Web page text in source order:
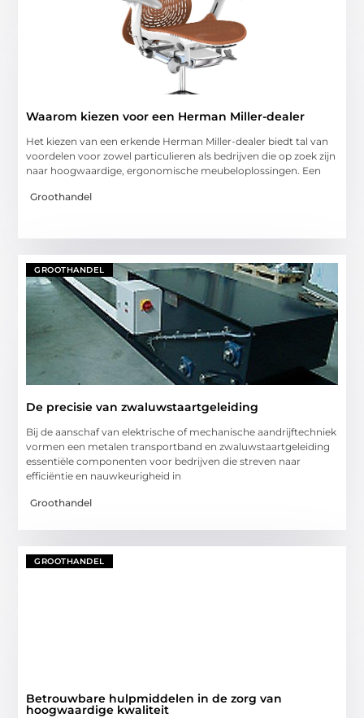
Waarom kiezen voor een Herman Miller-dealer
Het kiezen van een erkende Herman Miller-dealer biedt tal van
voordelen voor zowel particulieren als bedrijven die op zoek zijn
naar hoogwaardige, ergonomische meubeloplossingen. Een
Groothandel
GROOTHANDEL
De precisie van zwaluwstaartgeleiding
Bij de aanschaf van elektrische of mechanische aandrijftechniek
vormen een metalen transportband en zwaluwstaartgeleiding
essentiële componenten voor bedrijven die streven naar
efficiëntie en nauwkeurigheid in
Groothandel
GROOTHANDEL
Betrouwbare hulpmiddelen in de zorg van
hoogwaardige kwaliteit